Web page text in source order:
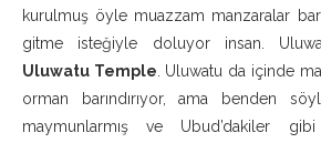
kurulmuş öyle muazzam manzaralar
gitme isteğiyle doluyor insan.
Uluwatu Temple . Uluwatu da içinde
orman barındırıyor, ama benden
maymunlarmış ve Ubud’dakiler